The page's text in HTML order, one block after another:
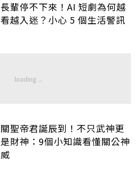
長輩停不下來！AI 短劇為何越
看越入迷？小心 5 個生活警訊
關聖帝君誕辰到！不只武神更
是財神：9個小知識看懂關公神
威